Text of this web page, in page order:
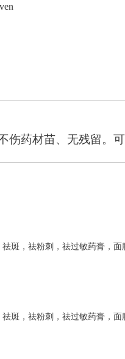
伤药材苗、无残留。
斑，祛粉刺，祛过敏药膏，面
斑，祛粉刺，祛过敏药膏，面